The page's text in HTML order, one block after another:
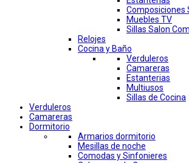
Composiciones
Muebles TV
Sillas Salon
Relojes
Cocina y Baño
Verduleros
Camareras
Estanterias
Multiusos
Sillas de Cocina
Verduleros
Camareras
Dormitorio
Armarios dormitorio
Mesillas de noche
Comodas y Sinfonieres